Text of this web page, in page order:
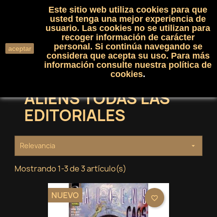
shopping_cart(0)

search
ALIENS TODAS LAS
EDITORIALES
Relevancia 
Mostrando 1-3 de 3 artículo(s)
NUEVO favorite_border
aceptar
Este sitio web utiliza cookies para que
usted tenga una mejor experiencia de
usuario. Las cookies no se utilizan para
recoger información de carácter
personal. Si continúa navegando se
considera que acepta su uso. Para más
información consulte nuestra política de
cookies.